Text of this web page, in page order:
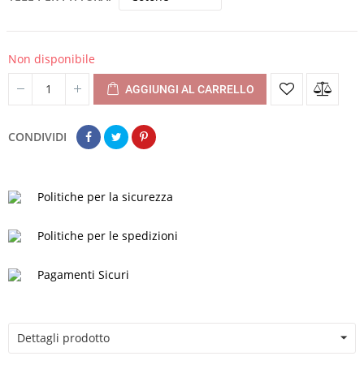
Non disponibile
AGGIUNGI AL CARRELLO
CONDIVIDI
Politiche per la sicurezza
Politiche per le spedizioni
Pagamenti Sicuri
Dettagli prodotto